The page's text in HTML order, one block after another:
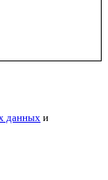
данных и